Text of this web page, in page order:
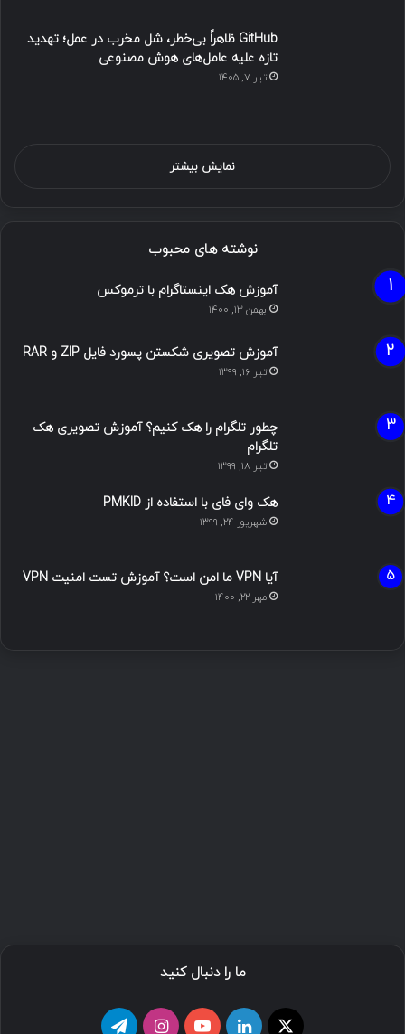
GitHub ظاهراً بی‌خطر، شل مخرب در عمل؛ تهدید
تازه علیه عامل‌های هوش مصنوعی
تیر ۷, ۱۴۰۵
نمایش بیشتر
نوشته های محبوب
آموزش هک اینستاگرام با ترموکس
بهمن ۱۳, ۱۴۰۰
آموزش تصویری شکستن پسورد فایل ZIP و RAR
تیر ۱۶, ۱۳۹۹
چطور تلگرام را هک کنیم؟ آموزش تصویری هک
تلگرام
تیر ۱۸, ۱۳۹۹
هک وای فای با استفاده از PMKID
شهریور ۲۴, ۱۳۹۹
آیا VPN ما امن است؟ آموزش تست امنیت VPN
مهر ۲۲, ۱۴۰۰
ما را دنبال کنید